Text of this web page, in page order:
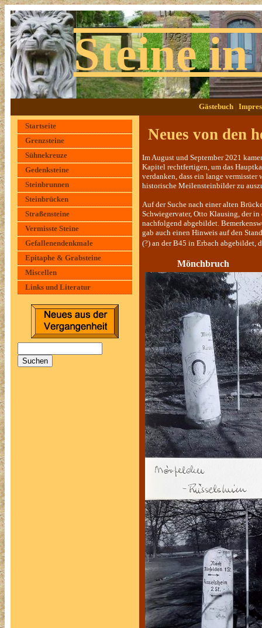
Steine
Gästebuch |
Startseite
Grenzsteine
Sühnekreuze
Gedenksteine
Steinbrunnen
Steinbrücken
Straßensteine
Vermisste Steine
Gefallenendenkmale
Epitaphe & Grabsteine
Miscellen
Links und Literatur
Neues von den
Im August und September 2021
Kapitel rechtfertigen, um das
verdanken, dass ein lange
historische Meilensteinbilder zu
Auf der Suche nach einer alten
Schwiegervater, Otto Klausing, der
nachfolgend abgebildet.
gab auch einen Hinweis auf den
(?) an der B45 in Erbach abgebildet,